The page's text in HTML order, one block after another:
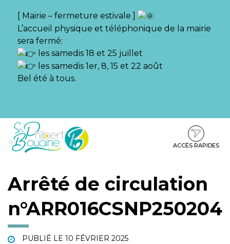
[ Mairie – fermeture estivale ]
L’accueil physique et téléphonique de la mairie
sera fermé:
les samedis 18 et 25 juillet
les samedis 1er, 8, 15 et 22 août
Bel été à tous.
Aller
Aller
contenu
Aller
pied
ACCÈS RAPIDES
Arrêté de circulation
n°ARR016CSNP250204
PUBLIÉ LE 10 FÉVRIER 2025